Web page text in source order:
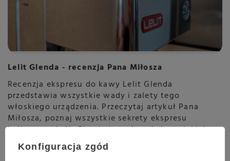
Lelit Glenda - recenzja Pana Miłosza
Recenzja ekspresu do kawy Lelit Glenda
przedstawia wszystkie wady i zalety tego
włoskiego urządzenia. Przeczytaj artykuł Pana
Miłosza, poznaj wszystkie sekrety ekspresu
kolbowego Lelit Glenda i przekonaj się, w jakich
miejscach ten ekspres sprawdzi się najlepiej.
Konfiguracja zgód